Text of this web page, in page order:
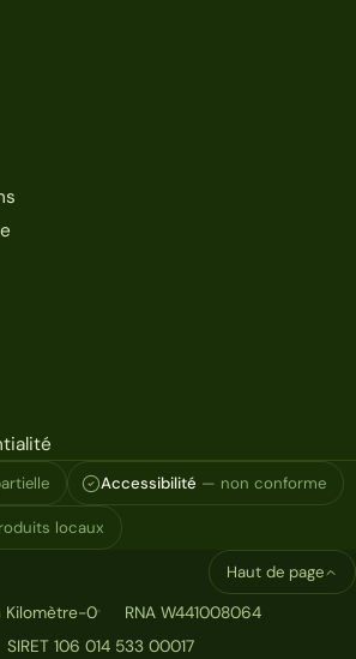
Accessibilité — non conforme
locaux
Kilomètre-0
RNA W441008064
SIRET 106 014 533 00017
Haut de page